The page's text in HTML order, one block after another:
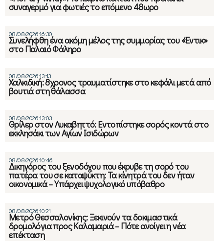
συναγερμό για φωτιές το επόμενο 48ωρο
08/08/2026 16:30
Συνελήφθη ένα ακόμη μέλος της συμμορίας του «Έντικ»
στο Παλαιό Φάληρο
08/08/2026 13:13
Χαλκιδική: 8χρονος τραυματίστηκε στο κεφάλι μετά από
βουτιά στη θάλασσα
08/08/2026 13:03
Θρίλερ στον Λυκαβηττό: Εντοπίστηκε σορός κοντά στο
εκκλησάκι των Αγίων Ισιδώρων
08/08/2026 10:46
Δικηγόρος του ξενοδόχου που έκρυβε τη σορό του
πατέρα του σε καταψύκτη: Τα κίνητρά του δεν ήταν
οικονομικά – Υπάρχει ψυχολογικό υπόβαθρο
08/08/2026 10:21
Μετρό Θεσσαλονίκης: Ξεκινούν τα δοκιμαστικά
δρομολόγια προς Καλαμαριά – Πότε ανοίγει η νέα
επέκταση